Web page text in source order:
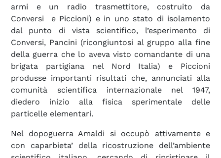
armi e un radio trasmettitore, costruito da
Conversi e Piccioni) e in uno stato di isolamento
dal punto di vista scientifico, l’esperimento di
Conversi, Pancini (ricongiuntosi al gruppo alla fine
della guerra che lo aveva visto comandante di una
brigata partigiana nel Nord Italia) e Piccioni
produsse importanti risultati che, annunciati alla
comunità scientifica internazionale nel 1947,
diedero inizio alla fisica sperimentale delle
particelle elementari.
Nel dopoguerra Amaldi si occupò attivamente e
con caparbieta’ della ricostruzione dell’ambiente